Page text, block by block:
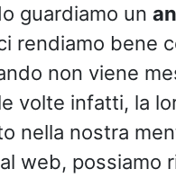
guardiamo un
rendiamo bene
non viene
volte infatti, la
nella nostra
web, possiamo